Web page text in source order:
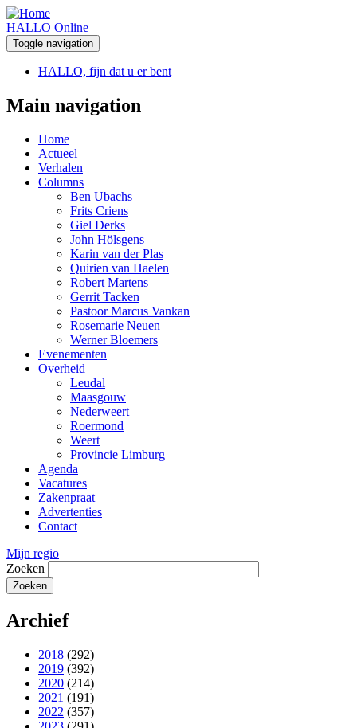
HALLO Online
Toggle navigation
HALLO, fijn dat u er bent
Main navigation
Home
Actueel
Verhalen
Columns
Ben Ubachs
Frits Criens
Giel Derks
John Hölsgens
Karin van der Plas
Quirien van Haelen
Robert Martens
Gerrit Tacken
Pastoor Marcus Vankan
Rosemarie Neuen
Werner Bloemers
Evenementen
Overheid
Leudal
Maasgouw
Nederweert
Roermond
Weert
Provincie Limburg
Agenda
Vacatures
Zakenpraat
Advertenties
Contact
Mijn regio
Zoeken
Archief
2018 (292)
2019 (392)
2020 (214)
2021 (191)
2022 (357)